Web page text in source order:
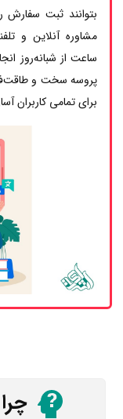
بتوانند ثبت سفارش
مشاوره آنلاین و
ساعت از شبانه‌روز
پروسه سخت و
برای تمامی کاربران